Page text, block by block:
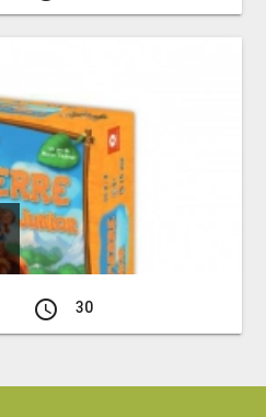
access_time 30